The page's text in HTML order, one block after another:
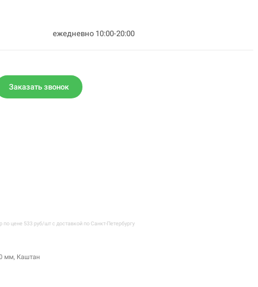
ежедневно 10:00-20:00
Заказать звонок
цене 533 руб/шт с доставкой по Санкт-Петербургу
мм, Каштан